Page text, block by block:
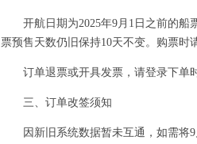
开航日期为2025年9月1日之前的船
票预售天数仍旧保持10天不变。购票时
订单退票或开具发票，请登录下单时
三、订单改签须知
因新旧系统数据暂未互通，如需将9